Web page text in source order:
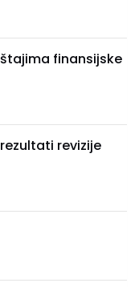
finansijske
revizije